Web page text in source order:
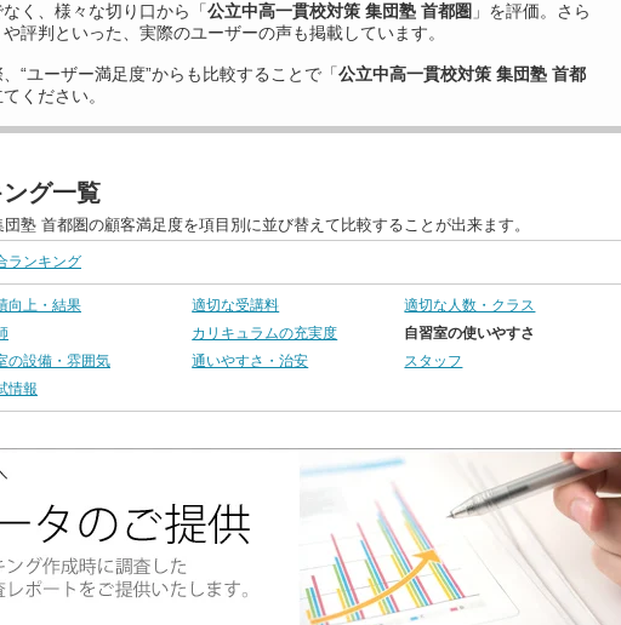
く、様々な切り口から「公立中高一貫校対策 集団塾 首都圏 」を評価。さら
評判といった、実際のユーザーの声も掲載しています。
“ユーザー満足度”からも比較することで「公立中高一貫校対策 集団塾 首都
ください。
グ一覧
塾 首都圏の顧客満足度を項目別に並び替えて比較することが出来ます。
ランキング
向上・結果 適切な受講料
適切な人数・クラス
カリキュラムの充実度
自習室の使いやすさ
の設備・雰囲気
通いやすさ・治安
スタッフ
情報